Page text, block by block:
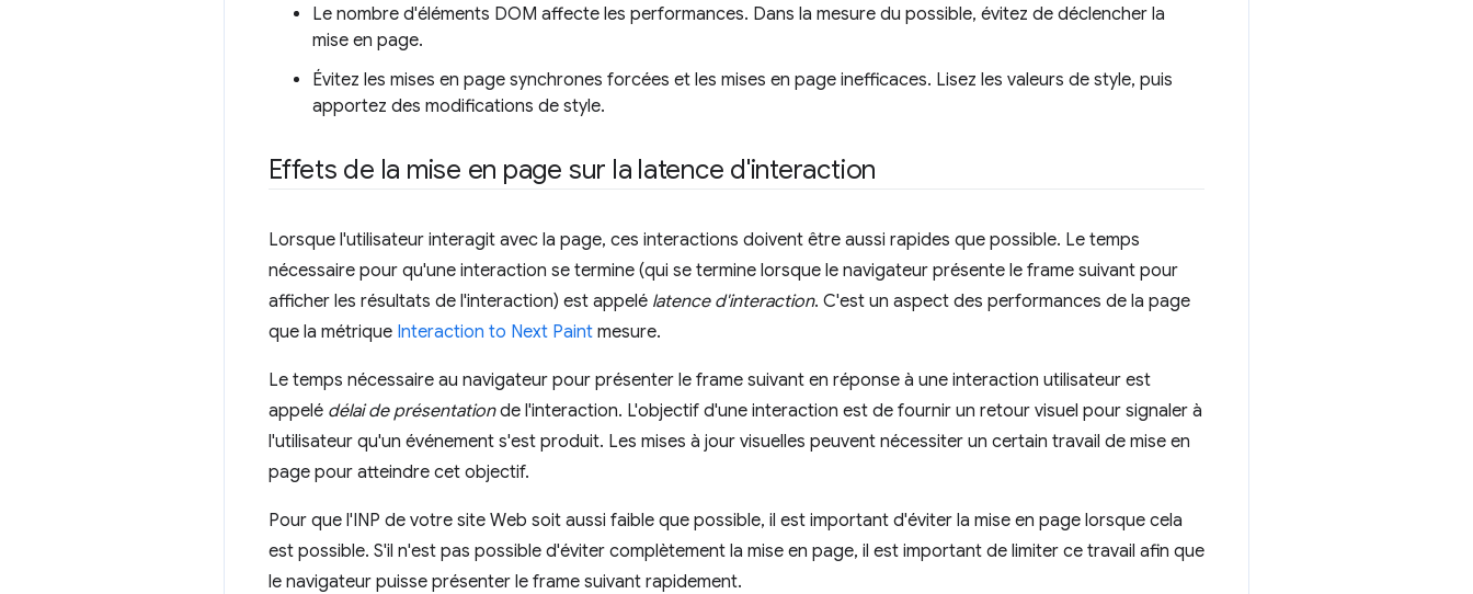
Le nombre d'éléments DOM affecte les performances. Dans la mesure du possible, évitez de déclencher la
mise en page.
Évitez les mises en page synchrones forcées et les mises en page inefficaces. Lisez les valeurs de style, puis
apportez des modifications de style.
Effets de la mise en page sur la latence d'interaction
Lorsque l'utilisateur interagit avec la page, ces interactions doivent être aussi rapides que possible. Le temps
nécessaire pour qu'une interaction se termine (qui se termine lorsque le navigateur présente le frame suivant pour
afficher les résultats de l'interaction) est appelé latence d'interaction. C'est un aspect des performances de la page
que la métrique Interaction to Next Paint mesure.
Le temps nécessaire au navigateur pour présenter le frame suivant en réponse à une interaction utilisateur est
appelé délai de présentationde l'interaction. L'objectif d'une interaction est de fournir un retour visuel pour signaler à
l'utilisateur qu'un événement s'est produit. Les mises à jour visuelles peuvent nécessiter un certain travail de mise en
page pour atteindre cet objectif.
Pour que l'INP de votre site Web soit aussi faible que possible, il est important d'éviter la mise en page lorsque cela
est possible. S'il n'est pas possible d'éviter complètement la mise en page, il est important de limiter ce travail afin que
le navigateur puisse présenter le frame suivant rapidement.